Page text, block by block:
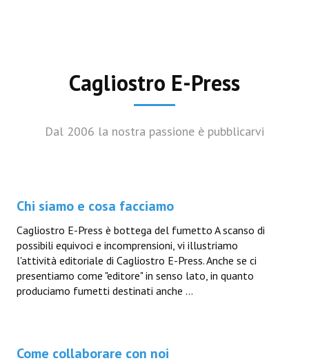
Cagliostro E-Press
Dal 2006 la nostra passione è pubblicarvi
Chi siamo e cosa facciamo
Cagliostro E-Press è bottega del fumetto A scanso di
possibili equivoci e incomprensioni, vi illustriamo
l'attività editoriale di Cagliostro E-Press. Anche se ci
presentiamo come "editore" in senso lato, in quanto
produciamo fumetti destinati anche ...
Come collaborare con noi